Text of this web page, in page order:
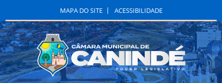
MAPA DO SITE ACESSIBILIDADE